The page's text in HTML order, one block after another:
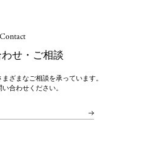
Contact
せ・ご相談
ざまなご相談を承っています。
合わせください。